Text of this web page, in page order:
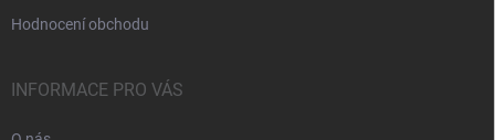
Hodnocení obchodu
INFORMACE PRO VÁS